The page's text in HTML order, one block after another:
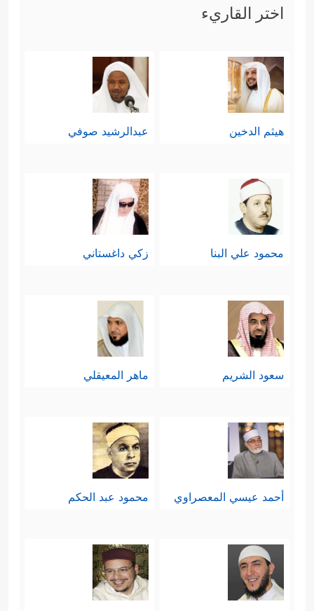
اختر القاريء
هيثم الدخين عبدالرشيد صوفي
محمود علي البنا زكي داغستاني
سعود الشريم ماهر المعيقلي
أحمد عيسي المعصراوي محمود عبد الحكم